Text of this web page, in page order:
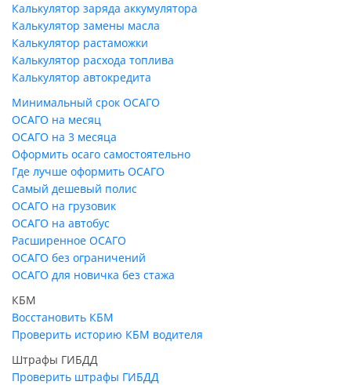
Калькулятор заряда аккумулятора
Калькулятор замены масла
Калькулятор растаможки
Калькулятор расхода топлива
Калькулятор автокредита
Минимальный срок ОСАГО
ОСАГО на месяц
ОСАГО на 3 месяца
Оформить осаго самостоятельно
Где лучше оформить ОСАГО
Самый дешевый полис
ОСАГО на грузовик
ОСАГО на автобус
Расширенное ОСАГО
ОСАГО без ограничений
ОСАГО для новичка без стажа
КБМ
Восстановить КБМ
Проверить историю КБМ водителя
Штрафы ГИБДД
Проверить штрафы ГИБДД